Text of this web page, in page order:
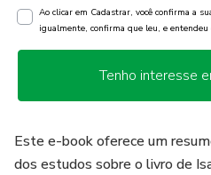
Ao clicar em Cadastrar, você confirma a
igualmente, confirma que leu, e entendeu
Tenho interesse
Este e-book oferece um
dos estudos sobre o livro de